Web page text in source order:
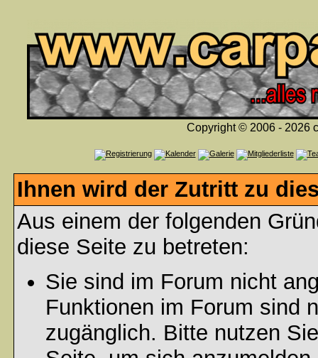
Copyright © 2006 - 2026
Ihnen wird der Zutritt zu
Aus einem der folgenden
diese Seite zu betreten:
Sie sind im Forum nicht
Funktionen im Forum sind
zugänglich. Bitte nutzen